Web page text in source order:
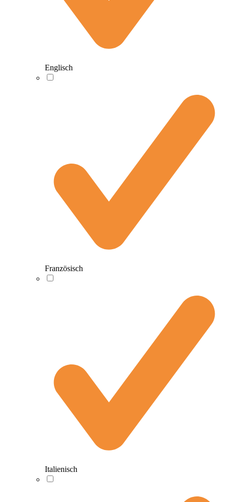
Englisch
Französisch
Italienisch